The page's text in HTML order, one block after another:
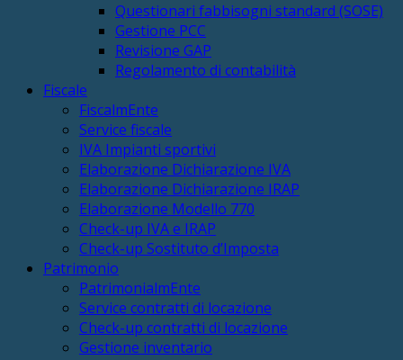
Questionari fabbisogni standard (SOSE)
Gestione PCC
Revisione GAP
Regolamento di contabilità
Fiscale
FiscalmEnte
Service fiscale
IVA Impianti sportivi
Elaborazione Dichiarazione IVA
Elaborazione Dichiarazione IRAP
Elaborazione Modello 770
Check-up IVA e IRAP
Check-up Sostituto d’Imposta
Patrimonio
PatrimonialmEnte
Service contratti di locazione
Check-up contratti di locazione
Gestione inventario